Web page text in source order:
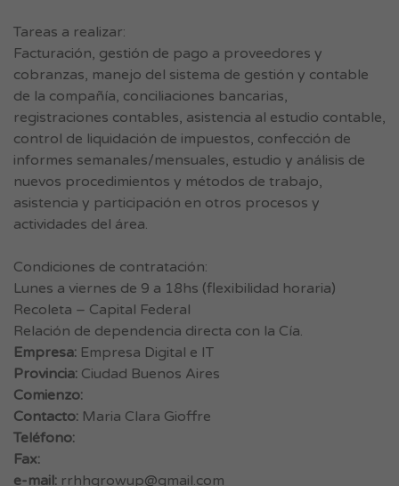
Tareas a realizar:
Facturación, gestión de pago a proveedores y
cobranzas, manejo del sistema de gestión y contable
de la compañía, conciliaciones bancarias,
registraciones contables, asistencia al estudio contable,
control de liquidación de impuestos, confección de
informes semanales/mensuales, estudio y análisis de
nuevos procedimientos y métodos de trabajo,
asistencia y participación en otros procesos y
actividades del área.
Condiciones de contratación:
Lunes a viernes de 9 a 18hs (flexibilidad horaria)
Recoleta – Capital Federal
Relación de dependencia directa con la Cía.
Empresa: Empresa Digital e IT
Provincia: Ciudad Buenos Aires
Comienzo:
Contacto: Maria Clara Gioffre
Teléfono:
Fax:
e-mail: rrhhgrowup@gmail.com